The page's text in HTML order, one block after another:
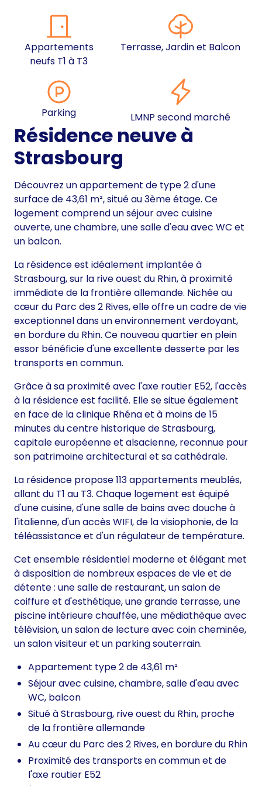
Appartements
neufs T1 à T3
Terrasse, Jardin et Balcon
Parking LMNP second marché
Résidence neuve à
Strasbourg
Découvrez un appartement de type 2 d'une
surface de 43,61 m², situé au 3ème étage. Ce
logement comprend un séjour avec cuisine
ouverte, une chambre, une salle d'eau avec WC et
un balcon.
La résidence est idéalement implantée à
Strasbourg, sur la rive ouest du Rhin, à proximité
immédiate de la frontière allemande. Nichée au
cœur du Parc des 2 Rives, elle offre un cadre de vie
exceptionnel dans un environnement verdoyant,
en bordure du Rhin. Ce nouveau quartier en plein
essor bénéficie d'une excellente desserte par les
transports en commun.
Grâce à sa proximité avec l'axe routier E52, l'accès
à la résidence est facilité. Elle se situe également
en face de la clinique Rhéna et à moins de 15
minutes du centre historique de Strasbourg,
capitale européenne et alsacienne, reconnue pour
son patrimoine architectural et sa cathédrale.
La résidence propose 113 appartements meublés,
allant du T1 au T3. Chaque logement est équipé
d'une cuisine, d'une salle de bains avec douche à
l'italienne, d'un accès WIFI, de la visiophonie, de la
téléassistance et d'un régulateur de température.
Cet ensemble résidentiel moderne et élégant met
à disposition de nombreux espaces de vie et de
détente : une salle de restaurant, un salon de
coiffure et d'esthétique, une grande terrasse, une
piscine intérieure chauffée, une médiathèque avec
télévision, un salon de lecture avec coin cheminée,
un salon visiteur et un parking souterrain.
Appartement type 2 de 43,61 m²
Séjour avec cuisine, chambre, salle d'eau avec
WC, balcon
Situé à Strasbourg, rive ouest du Rhin, proche
de la frontière allemande
Au cœur du Parc des 2 Rives, en bordure du Rhin
Proximité des transports en commun et de
l'axe routier E52